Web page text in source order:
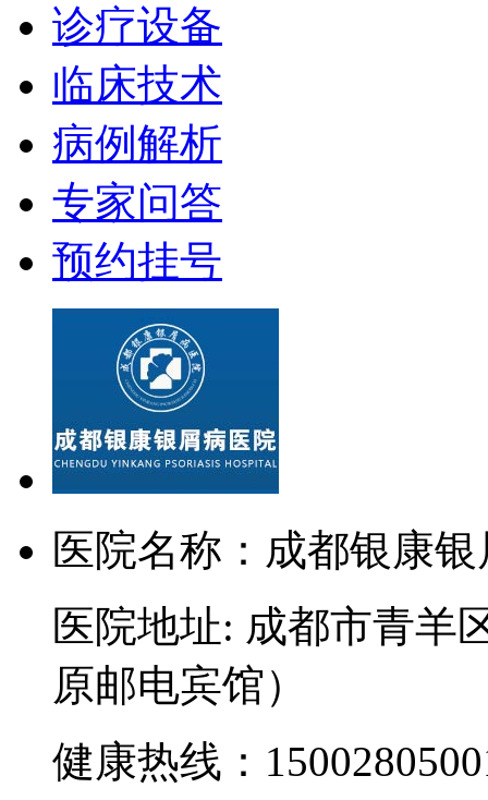
诊疗设备
临床技术
病例解析
专家问答
预约挂号
医院名称：成都银康
医院地址: 成都市青羊
原邮电宾馆）
健康热线：